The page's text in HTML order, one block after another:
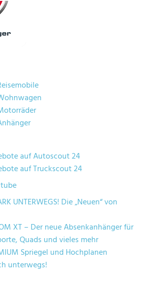
auf Autoscout 24
auf Truckscout 24
UNTERWEGS! Die „Neuen“ von
XT – Der neue Absenkanhänger für
Quads und vieles mehr
Spriegel und Hochplanen
unterwegs!